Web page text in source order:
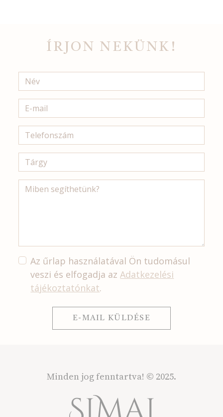
ÍRJON NEKÜNK!
Az űrlap használatával Ön tudomásul
veszi és elfogadja azAdatkezelési
tájékoztatónkat.
E-MAIL KÜLDÉSE
Minden jog fenntartva! © 2025.